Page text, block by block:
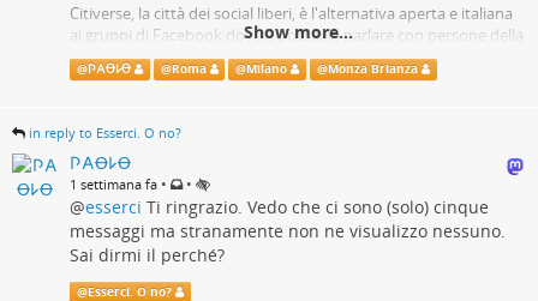
Citiverse, la città dei social liberi, è l'alternativa aperta e italiana
ai gruppi di Facebook dove è possibile parlare con persone della
tua città o della tua tua organizzazione.
Citiverse
Show more...
@𐌐𐌀Ꝋ𐌋Ꝋ @Roma @Milano @Monza Brianza
in reply to Esserci. O no?
𐌐𐌀Ꝋ𐌋Ꝋ
1 settimana fa • •
@esserci Ti ringrazio. Vedo che ci sono (solo) cinque
messaggi ma stranamente non ne visualizzo nessuno.
Sai dirmi il perché?
@Esserci. O no?